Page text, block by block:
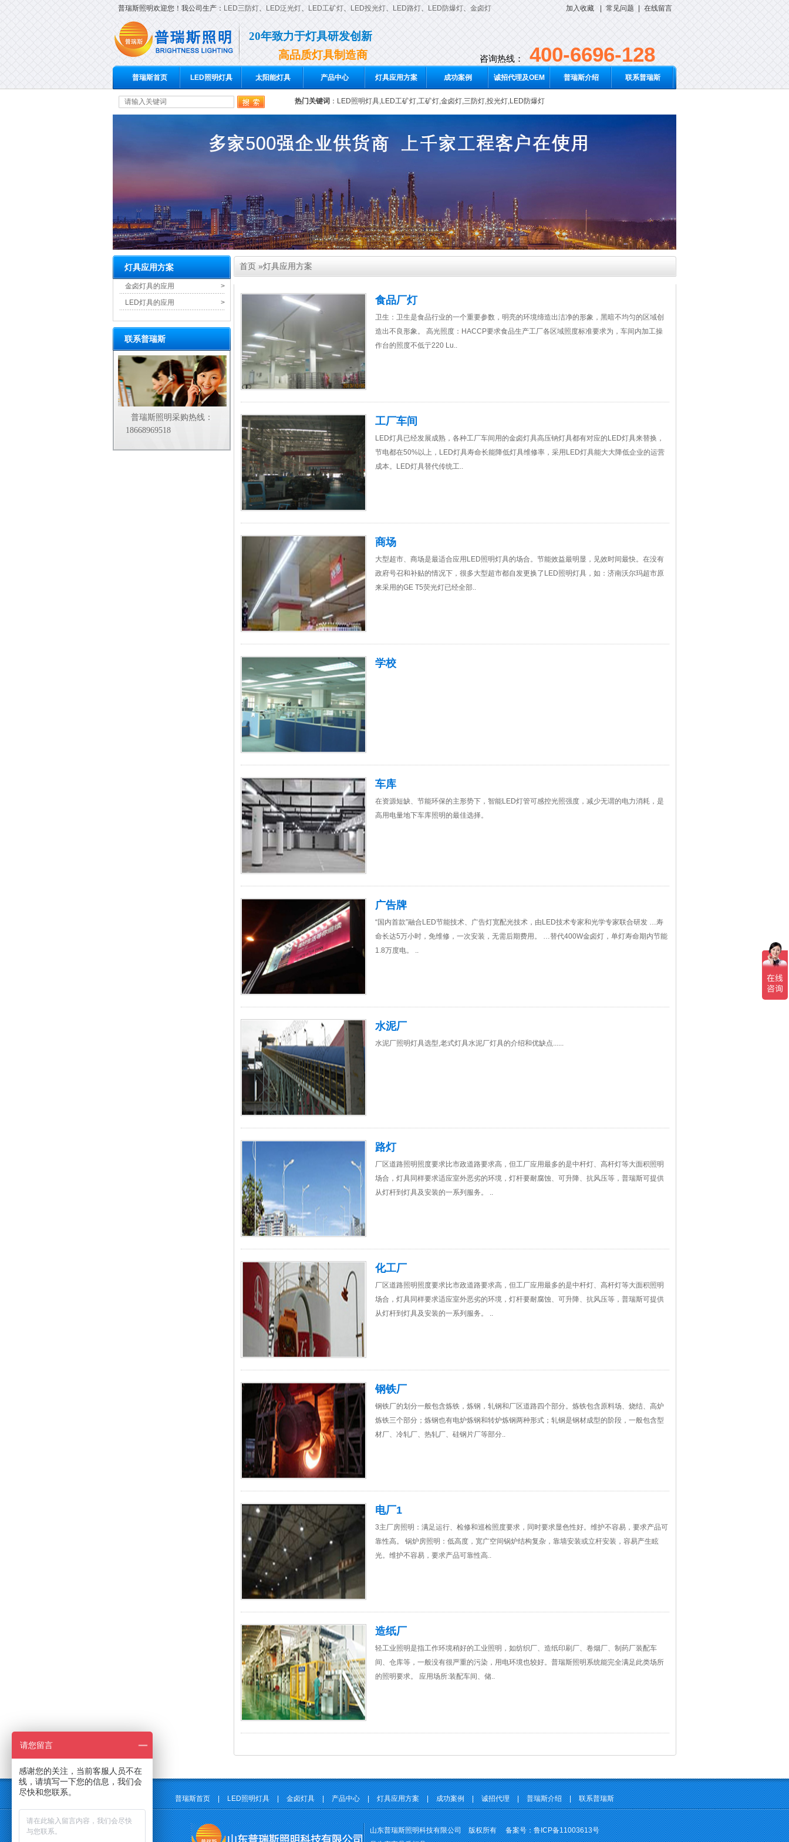
加入收藏 常见问题 在线留言
普瑞斯照明欢迎您！我公司生产： LED三防灯、 LED泛光灯、 LED工矿灯、 LED投光灯、 LED路灯、 LED防爆灯、 金卤灯
20年致力于灯具研发创新
高品质灯具制造商
咨询热线： 400-6696-128
普瑞斯首页 LED照明灯具 太阳能灯具 产品中心 灯具应用方案 成功案例 诚招代理及OEM 普瑞斯介绍 联系普瑞斯
热门关键词 ： LED照明灯具,LED工矿灯,工矿灯,金卤灯,三防灯,投光灯,LED防爆灯
灯具应用方案
>
金卤灯具的应用
>
LED灯具的应用
联系普瑞斯
普瑞斯照明采购热线：
18668969518
首页 »灯具应用方案
食品厂灯
卫生：卫生是食品行业的一个重要参数，明亮的环境缔造出洁净的形象，黑暗不均匀的区域创
造出不良形象。 高光照度：HACCP要求食品生产工厂各区域照度标准要求为，车间内加工操
作台的照度不低亍220 Lu..
工厂车间
LED灯具已经发展成熟，各种工厂车间用的金卤灯具高压钠灯具都有对应的LED灯具来替换，
节电都在50%以上，LED灯具寿命长能降低灯具维修率，采用LED灯具能大大降低企业的运营
成本。LED灯具替代传统工..
商场
大型超市、商场是最适合应用LED照明灯具的场合。节能效益最明显，见效时间最快。在没有
政府号召和补贴的情况下，很多大型超市都自发更换了LED照明灯具，如：济南沃尔玛超市原
来采用的GE T5荧光灯已经全部..
学校
车库
在资源短缺、节能环保的主形势下，智能LED灯管可感控光照强度，减少无谓的电力消耗，是
高用电量地下车库照明的最佳选择。
广告牌
“国内首款”融合LED节能技术、广告灯宽配光技术，由LED技术专家和光学专家联合研发 …寿
命长达5万小时，免维修，一次安装，无需后期费用。 …替代400W金卤灯，单灯寿命期内节能
1.8万度电。 ..
水泥厂
水泥厂照明灯具选型,老式灯具水泥厂灯具的介绍和优缺点......
路灯
厂区道路照明照度要求比市政道路要求高，但工厂应用最多的是中杆灯、高杆灯等大面积照明
场合，灯具同样要求适应室外恶劣的环境，灯杆要耐腐蚀、可升降、抗风压等，普瑞斯可提供
从灯杆到灯具及安装的一系列服务。 ..
化工厂
厂区道路照明照度要求比市政道路要求高，但工厂应用最多的是中杆灯、高杆灯等大面积照明
场合，灯具同样要求适应室外恶劣的环境，灯杆要耐腐蚀、可升降、抗风压等，普瑞斯可提供
从灯杆到灯具及安装的一系列服务。 ..
钢铁厂
钢铁厂的划分一般包含炼铁，炼钢，轧钢和厂区道路四个部分。炼铁包含原料场、烧结、高炉
炼铁三个部分；炼钢也有电炉炼钢和转炉炼钢两种形式；轧钢是钢材成型的阶段，一般包含型
材厂、冷轧厂、热轧厂、硅钢片厂等部分..
电厂1
3主厂房照明：满足运行、检修和巡检照度要求，同时要求显色性好。维护不容易，要求产品可
靠性高。 锅炉房照明：低高度，宽广空间锅炉结构复杂，靠墙安装或立杆安装，容易产生眩
光。维护不容易，要求产品可靠性高..
造纸厂
轻工业照明是指工作环境稍好的工业照明，如纺织厂、造纸印刷厂、卷烟厂、制药厂装配车
间、仓库等，一般没有很严重的污染，用电环境也较好。普瑞斯照明系统能完全满足此类场所
的照明要求。 应用场所:装配车间、储..
普瑞斯首页 | LED照明灯具 | 金卤灯具 | 产品中心 | 灯具应用方案 | 成功案例 | 诚招代理 | 普瑞斯介绍 | 联系普瑞斯
山东普瑞斯照明科技有限公司 版权所有 备案号：鲁ICP备11003613号
请您留言
感谢您的关注，当前客服人员不在
线，请填写一下您的信息，我们会
尽快和您联系。